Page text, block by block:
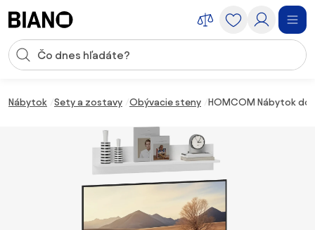
Vstup pre vyhľadávanie
Nábytok Sety a zostavy Obývacie steny HOMCOM Nábytok do